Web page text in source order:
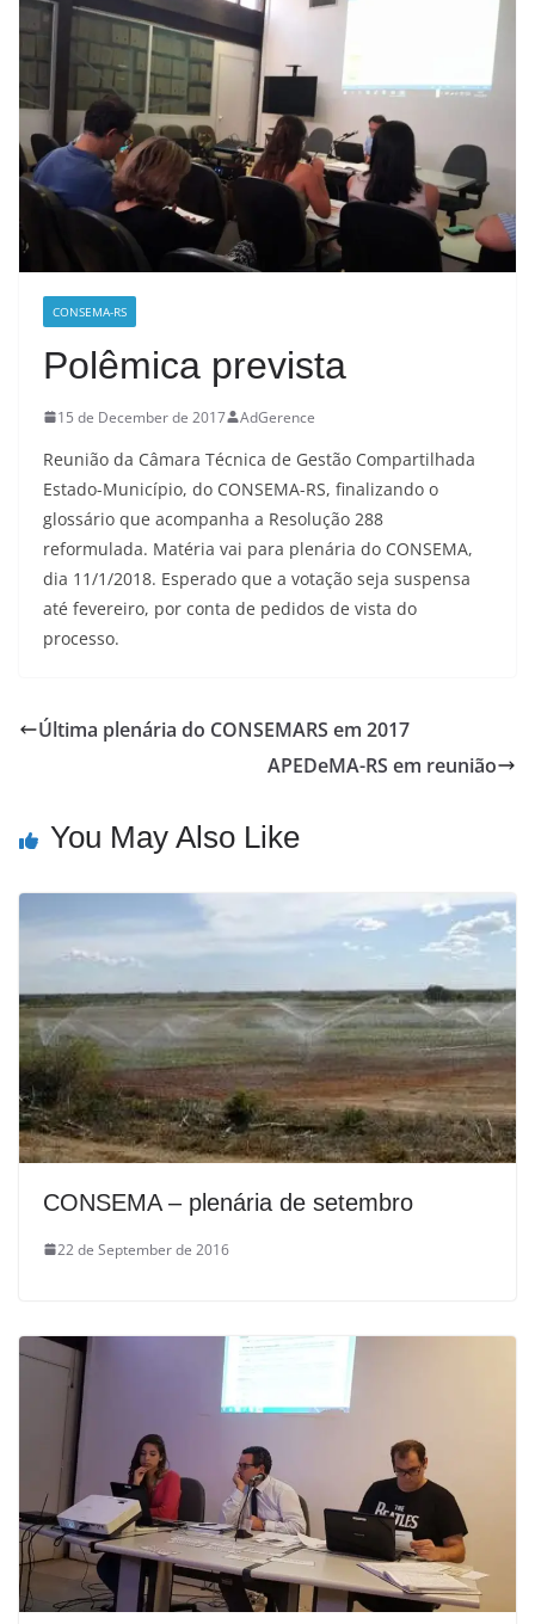
CONSEMA-RS
Polêmica prevista
15 de December de 2017 AdGerence
Reunião da Câmara Técnica de Gestão Compartilhada
Estado-Município, do CONSEMA-RS, finalizando o
glossário que acompanha a Resolução 288
reformulada. Matéria vai para plenária do CONSEMA,
dia 11/1/2018. Esperado que a votação seja suspensa
até fevereiro, por conta de pedidos de vista do
processo.
Última plenária do CONSEMARS em 2017
APEDeMA-RS em reunião
You May Also Like
CONSEMA – plenária de setembro
22 de September de 2016